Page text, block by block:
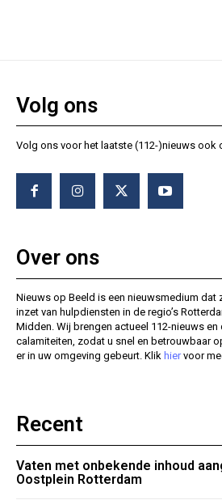
Volg ons
Volg ons voor het laatste (112-)nieuws ook
Over ons
Nieuws op Beeld is een nieuwsmedium dat
inzet van hulpdiensten in de regio’s
Midden. Wij brengen actueel 112-nieuws en
calamiteiten, zodat u snel en betrouwbaar
er in uw omgeving gebeurt. Klik hiervoor
Recent
Vaten met onbekende inhoud
Oostplein Rotterdam